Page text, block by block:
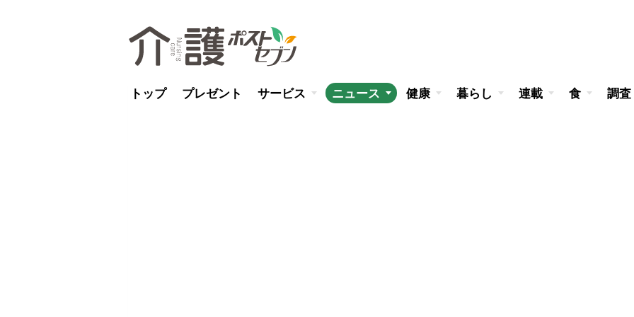
トップ プレゼント サービス ニュース 健康 暮らし 連載 食 調査